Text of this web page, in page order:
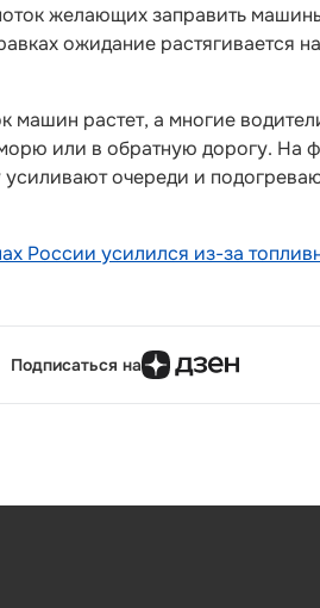
желающих заправить
ожидание растягивается на
машин растет, а многие
или в обратную дорогу. На
очереди и
России усилился из-за
Подписаться на